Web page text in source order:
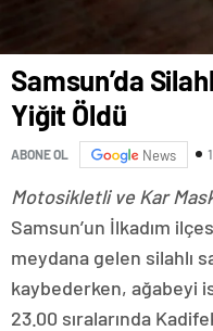
Samsun’da
Yiğit Öldü
ABONE OL News
Motosikletli ve Kar
Samsun’un İlkadım
meydana gelen silahlı
kaybederken, ağabeyi
23.00 sıralarında